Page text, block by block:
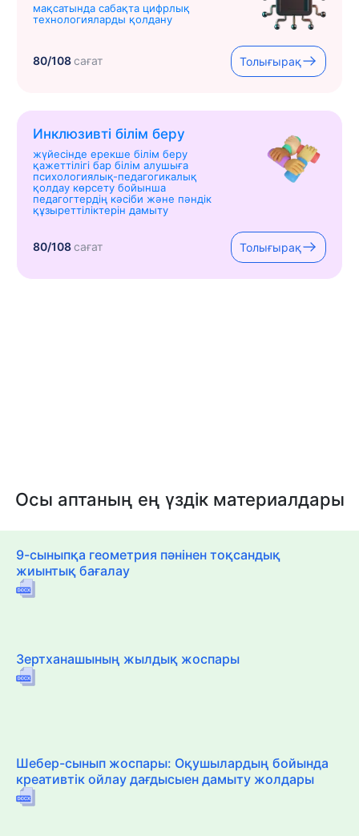
мақсатында сабақта цифрлық
технологияларды қолдану
80/108сағат Толығырақ
Инклюзивті білім беру
жүйесінде ерекше білім беру
қажеттілігі бар білім алушыға
психологиялық-педагогикалық
қолдау көрсету бойынша
педагогтердің кәсіби және пәндік
құзыреттіліктерін дамыту
80/108сағат Толығырақ
Осы аптаның ең үздік материалдары
9-сыныпқа геометрия пәнінен тоқсандық
жиынтық бағалау
Зертханашының жылдық жоспары
Шебер-сынып жоспары: Оқушылардың бойында
креативтік ойлау дағдысыен дамыту жолдары